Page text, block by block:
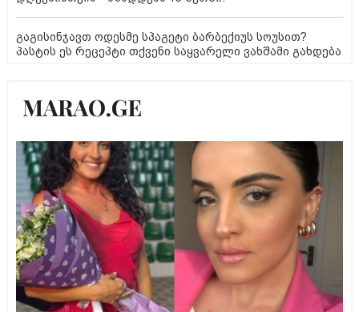
გაგისინჯავთ ოდესმე სპაგეტი ბარბექიუს სოუსით?
პასტის ეს რეცეპტი თქვენი საყვარელი ვახშამი გახდება